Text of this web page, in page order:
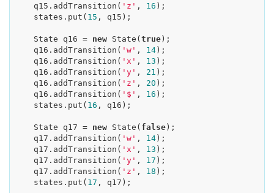
    q15.addTransition(
'z' , 16 );
    states.put(
15 , q15);
    State q16 =
new State(true);
    q16.addTransition(
'w' , 14);
    q16.addTransition(
'x' , 13 );
    q16.addTransition(
'y' , 21 );
    q16.addTransition(
'z' , 20 );
    q16.addTransition(
'$' , 16 );
    states.put(
16 , q16);
    State q17 =
new State( false);
    q17.addTransition(
'w' , 14);
    q17.addTransition(
'x' , 13 );
    q17.addTransition(
'y' , 17 );
    q17.addTransition(
'z' , 18 );
    states.put(
17 , q17);